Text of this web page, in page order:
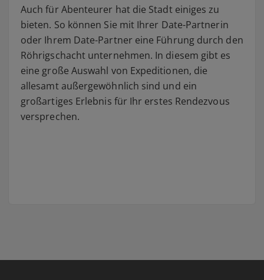
Auch für Abenteurer hat die Stadt einiges zu
bieten. So können Sie mit Ihrer Date-Partnerin
oder Ihrem Date-Partner eine Führung durch den
Röhrigschacht unternehmen. In diesem gibt es
eine große Auswahl von Expeditionen, die
allesamt außergewöhnlich sind und ein
großartiges Erlebnis für Ihr erstes Rendezvous
versprechen.